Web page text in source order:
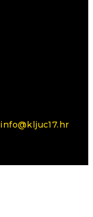
info@kljuc17.hr